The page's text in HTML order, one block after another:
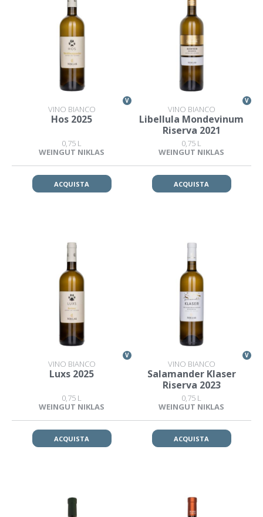
V
VINO BIANCO
Hos 2025
0,75 L
WEINGUT NIKLAS
ACQUISTA
V
VINO BIANCO
Libellula Mondevinum
Riserva 2021
0,75 L
WEINGUT NIKLAS
ACQUISTA
V
VINO BIANCO
Luxs 2025
0,75 L
WEINGUT NIKLAS
ACQUISTA
V
VINO BIANCO
Salamander Klaser
Riserva 2023
0,75 L
WEINGUT NIKLAS
ACQUISTA